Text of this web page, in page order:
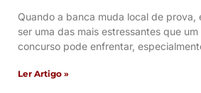
Quando a banca muda local de prova,
ser uma das mais estressantes que
concurso pode enfrentar,
Ler Artigo »